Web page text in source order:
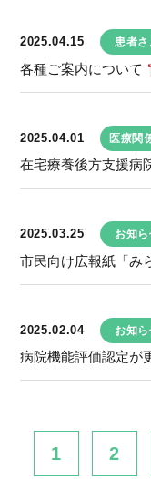
2025.04.15 患者さ
各種ご案内について
2025.04.01 医療関
在宅療養後方支援病
2025.03.25 お知ら
市民向け広報紙「み
2025.02.04 お知ら
病院機能評価認定が
1 2